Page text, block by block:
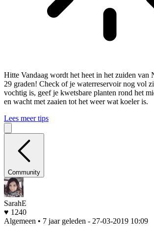
Hitte Vandaag wordt het heet in het zuiden van
29 graden! Check of je waterreservoir nog vol
vochtig is, geef je kwetsbare planten rond het
en wacht met zaaien tot het weer wat koeler is.
Lees meer tips
Community
SarahE
♥ 1240
Algemeen • 7 jaar geleden - 27-03-2019 10:09